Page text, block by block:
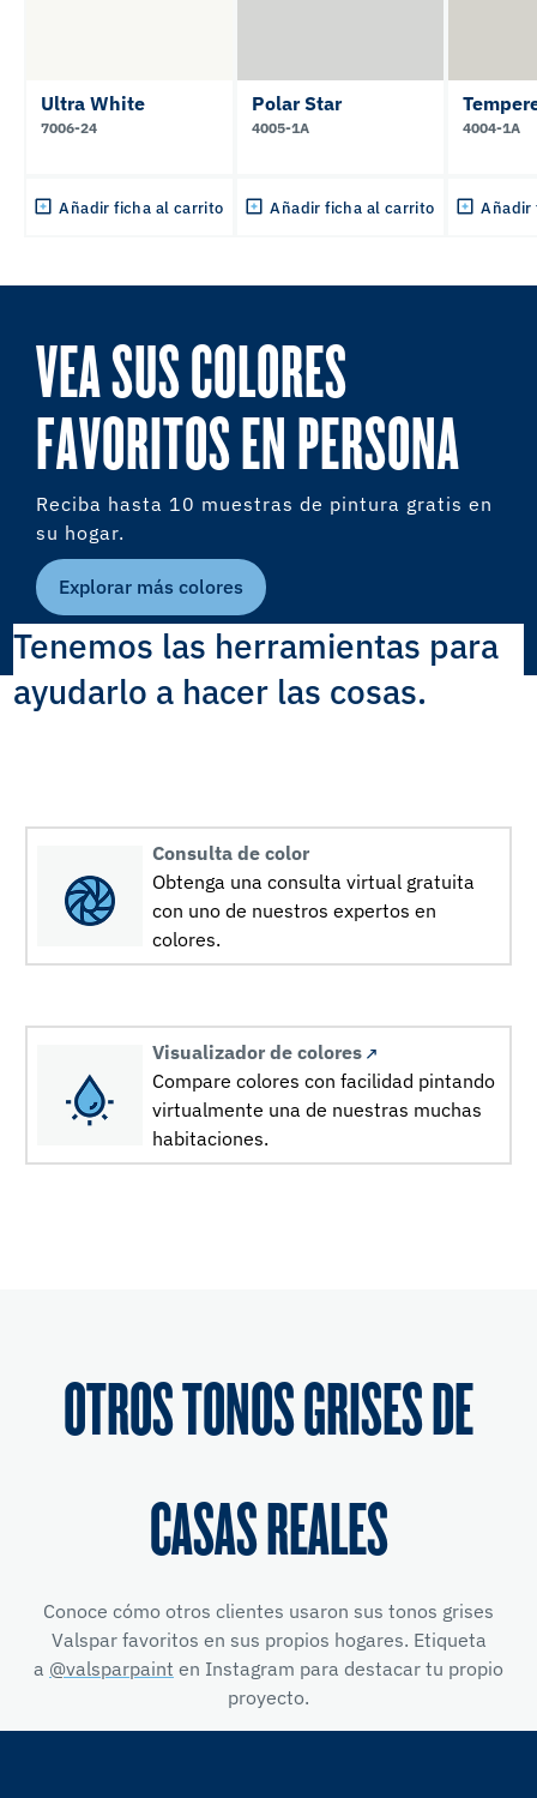
Ultra White
7006-24
Añadir ficha al carrito
Polar Star
4005-1A
Añadir ficha al carrito
4004-1A
Añadir
VEA SUS COLORES
FAVORITOS EN PERSONA
Reciba hasta 10 muestras de pintura gratis en
su hogar.
Explorar más colores
Tenemos las herramientas para
ayudarlo a hacer las cosas.
Consulta de color
Obtenga una consulta virtual gratuita
con uno de nuestros expertos en
colores.
Visualizador de colores
Compare colores con facilidad pintando
virtualmente una de nuestras muchas
habitaciones.
OTROS TONOS GRISES DE
CASAS REALES
Conoce cómo otros clientes usaron sus tonos grises
Valspar favoritos en sus propios hogares. Etiqueta
a @valsparpaint en Instagram para destacar tu propio
proyecto.